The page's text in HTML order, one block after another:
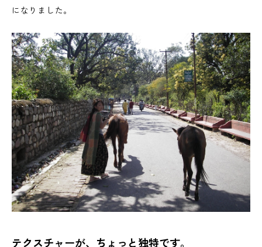
になりました。
テクスチャーが、ちょっと独特です。